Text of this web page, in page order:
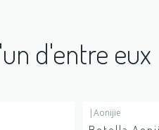
d'entre eux
-25%
|Aonijie